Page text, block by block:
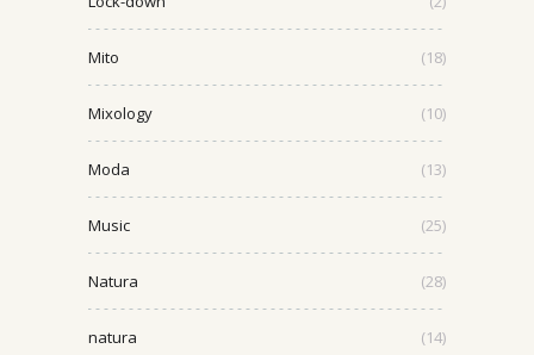
Mito (18)
Mixology (10)
Moda (13)
Music (25)
Natura (28)
natura (14)